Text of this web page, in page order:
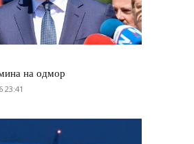
на одмор
23:41